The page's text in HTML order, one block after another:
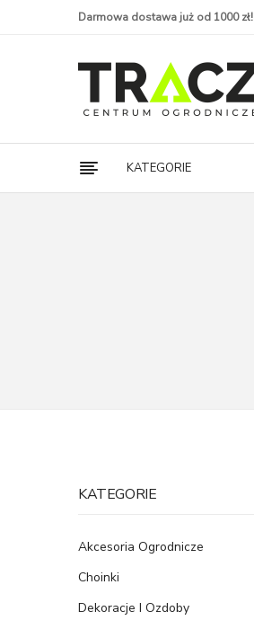
Darmowa dostawa już od 1000 zł!
KATEGORIE
KATEGORIE
Akcesoria Ogrodnicze
Choinki
Dekoracje I Ozdoby